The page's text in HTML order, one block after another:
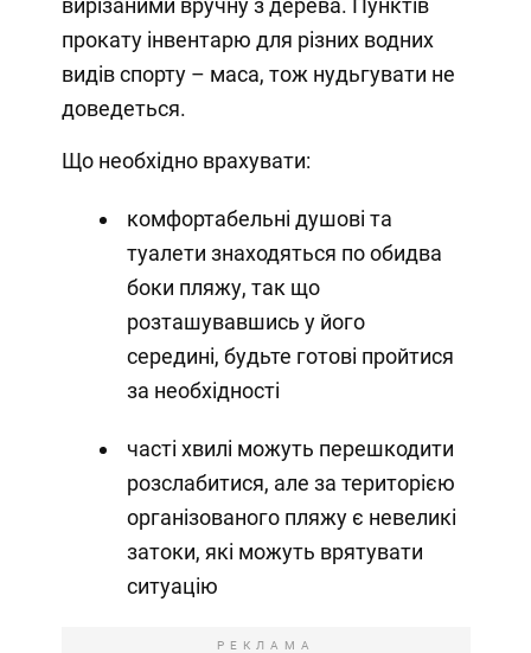
прокату інвентарю для різних водних
видів спорту – маса, тож нудьгувати не
доведеться.
Що необхідно врахувати:
комфортабельні душові та
туалети знаходяться по обидва
боки пляжу, так що
розташувавшись у його
середині, будьте готові пройтися
за необхідності
часті хвилі можуть перешкодити
розслабитися, але за територією
організованого пляжу є невеликі
затоки, які можуть врятувати
ситуацію
РЕКЛАМА